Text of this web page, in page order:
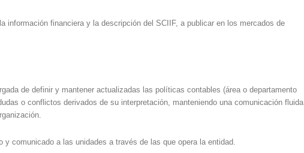
información financiera y la descripción del SCIIF, a publicar en los mercados de
de definir y mantener actualizadas las políticas contables (área o departamento
o conflictos derivados de su interpretación, manteniendo una comunicación fluida
comunicado a las unidades a través de las que opera la entidad.